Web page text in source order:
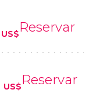
US$Reservar
US$Reservar